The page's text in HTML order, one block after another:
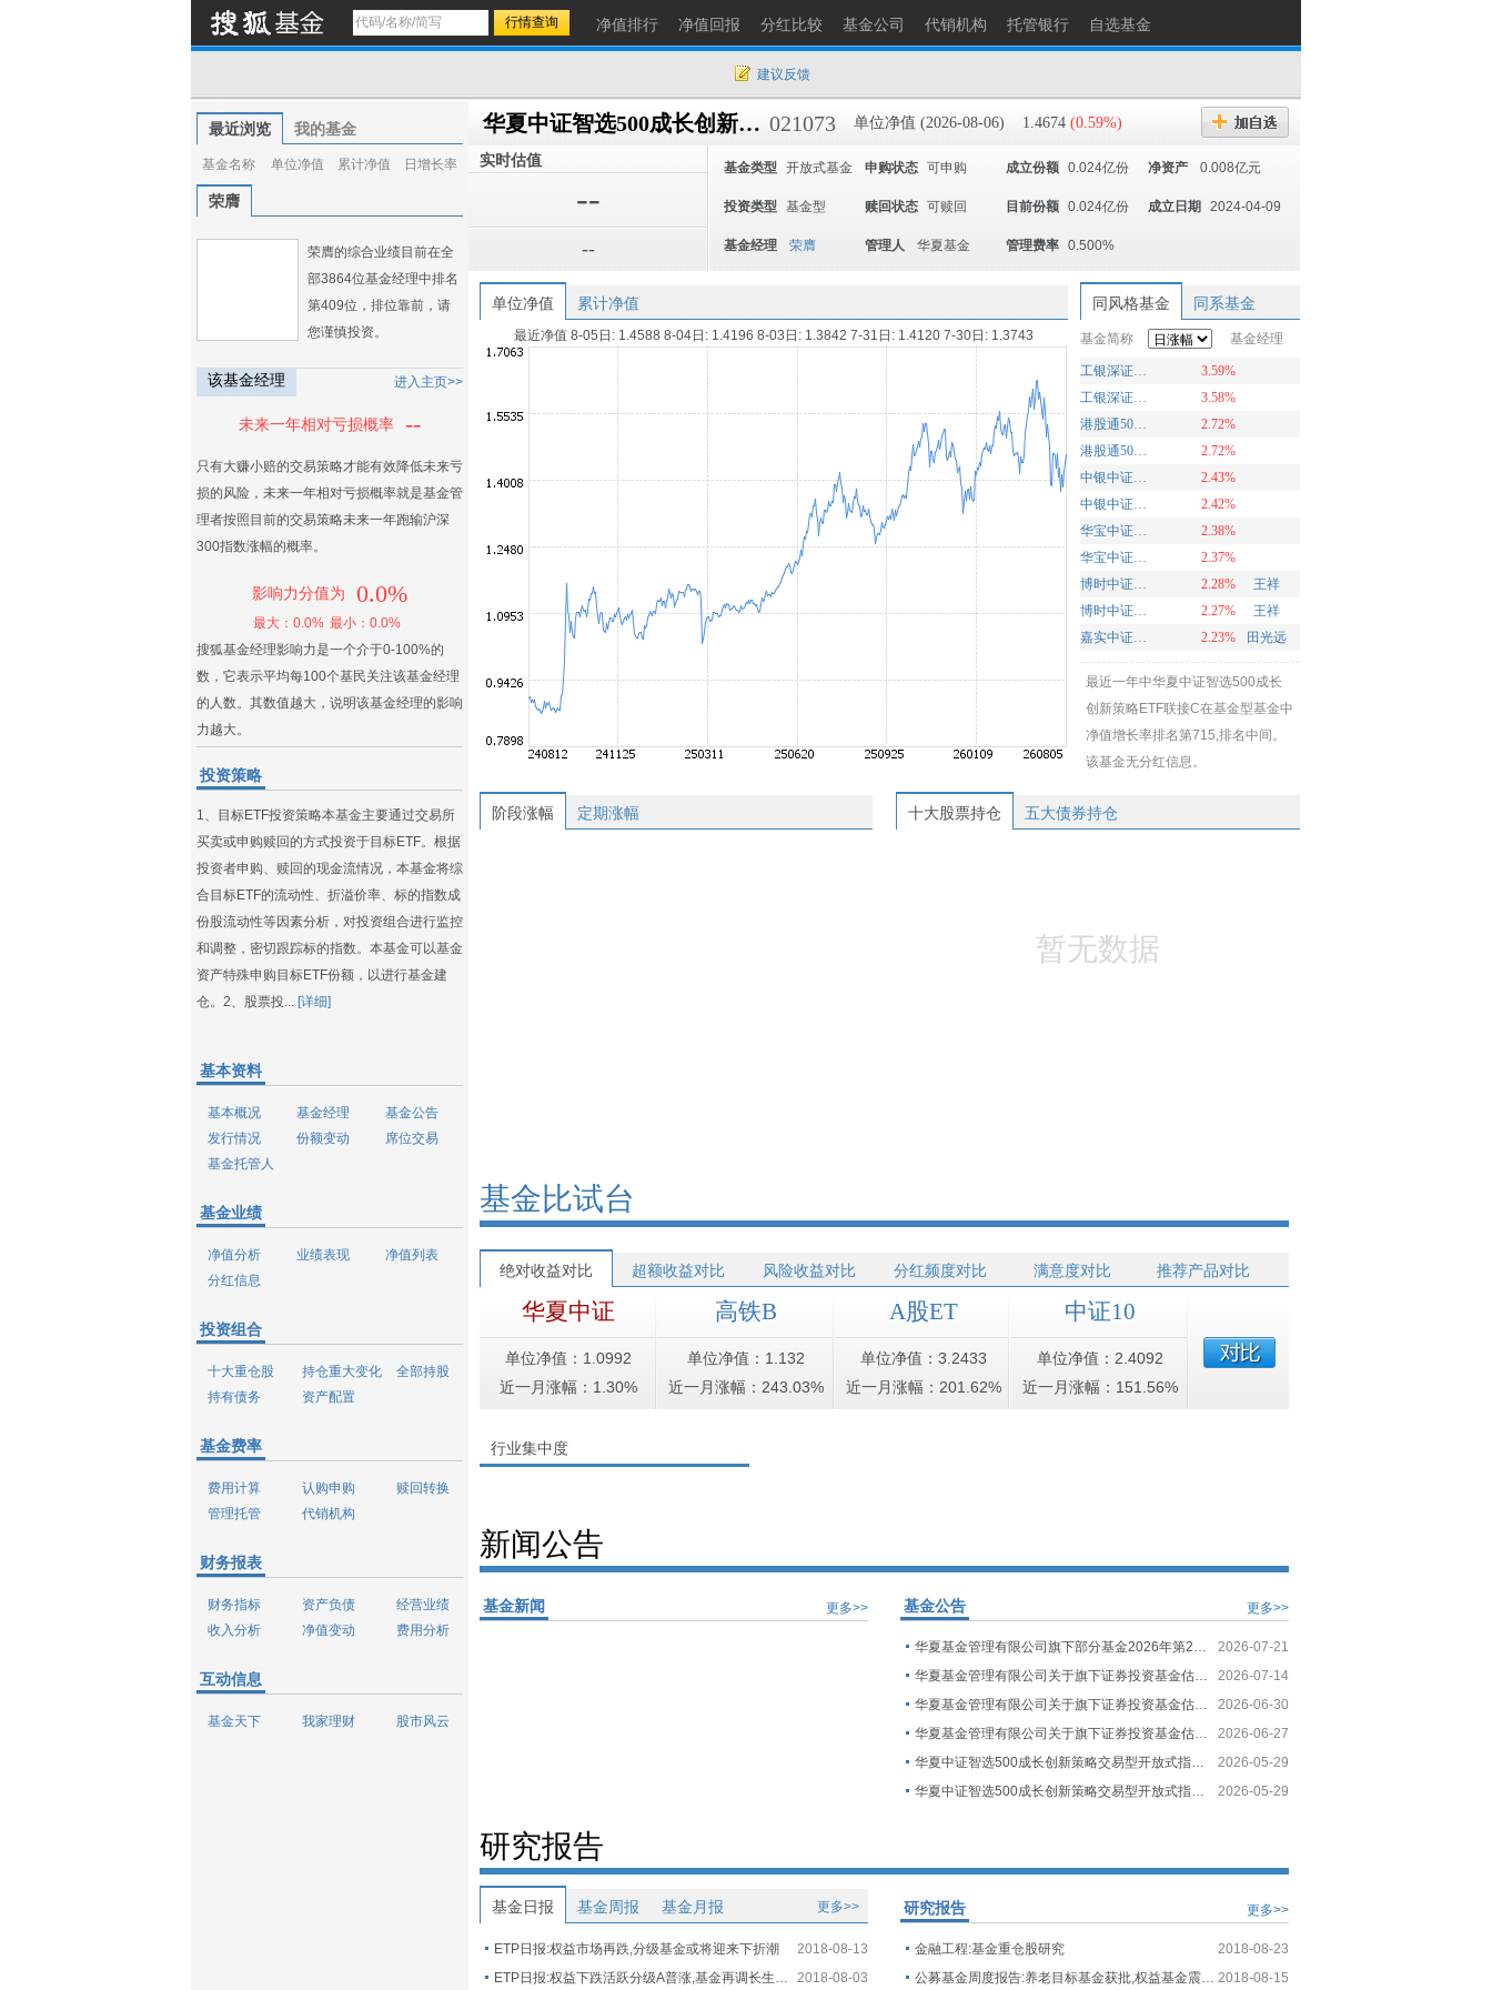
净值排行 净值回报 分红比较 基金公司 代销机构 托管银行 自选基金
建议反馈
最近浏览 我的基金
基金名称 单位净值 累计净值 日增长率
荣膺
荣膺的综合业绩目前在全
部3864位基金经理中排名
第409位，排位靠前，请
您谨慎投资。
该基金经理 进入主页>>
未来一年相对亏损概率 --
只有大赚小赔的交易策略才能有效降低未来亏
损的风险，未来一年相对亏损概率就是基金管
理者按照目前的交易策略未来一年跑输沪深
300指数涨幅的概率。
影响力分值为 0.0%
最大：0.0% 最小：0.0%
搜狐基金经理影响力是一个介于0-100%的
数，它表示平均每100个基民关注该基金经理
的人数。其数值越大，说明该基金经理的影响
力越大。
投资策略
1、目标ETF投资策略本基金主要通过交易所
买卖或申购赎回的方式投资于目标ETF。根据
投资者申购、赎回的现金流情况，本基金将综
合目标ETF的流动性、折溢价率、标的指数成
份股流动性等因素分析，对投资组合进行监控
和调整，密切跟踪标的指数。本基金可以基金
资产特殊申购目标ETF份额，以进行基金建
仓。2、股票投... [详细]
基本资料
基本概况 基金经理
基金公告
发行情况
份额变动
席位交易
基金托管人
基金业绩
净值分析 业绩表现
净值列表
分红信息
投资组合
十大重仓股 持仓重大变化
全部持股
持有债务
资产配置
基金费率
费用计算 认购申购
赎回转换
管理托管
代销机构
财务报表
财务指标 资产负债
经营业绩
收入分析
净值变动 费用分析
互动信息
基金天下 我家理财 股市风云
华夏中证智选500成长创新策略ETF联接C 021073 单位净值 (2026-08-06) 1.4674 (0.59%)
实时估值
--
--
基金类型 开放式基金 申购状态 可申购 成立份额 0.024亿份 净资产 0.008亿元
投资类型 基金型 赎回状态 可赎回 目前份额 0.024亿份 成立日期 2024-04-09
基金经理 荣膺 管理人 华夏基金 管理费率 0.500%
单位净值 累计净值
最近净值 8-05日: 1.4588 8-04日: 1.4196 8-03日: 1.3842 7-31日: 1.4120 7-30日: 1.3743
同风格基金 同系基金
基金简称 基金经理
工银深证100ETF联接A
3.59%
工银深证100ETF联接C
3.58%
港股通50ETF联接C
2.72%
港股通50ETF联接A
2.72%
中银中证100ETF联接基金C
2.43%
中银中证100ETF联接基金A
2.42%
华宝中证智能制造主题ETF发起式联接A
2.38%
华宝中证智能制造主题ETF发起式联接C
2.37%
博时中证油气资源ETF发起式联接C
2.28%
王祥
博时中证油气资源ETF发起式联接A
2.27%
王祥
嘉实中证软件服务ETF联接A
2.23% 田光远
最近一年中华夏中证智选500成长
创新策略ETF联接C在基金型基金中
净值增长率排名第715,排名中间。
该基金无分红信息。
阶段涨幅 定期涨幅 十大股票持仓 五大债券持仓
暂无数据
基金比试台
绝对收益对比 超额收益对比 风险收益对比 分红频度对比 满意度对比 推荐产品对比
华夏中证
单位净值：1.0992
近一月涨幅：1.30%
高铁B
单位净值：1.132
近一月涨幅：243.03%
A股ET
单位净值：3.2433
近一月涨幅：201.62%
中证10
单位净值：2.4092
近一月涨幅：151.56%
行业集中度
新闻公告
更多>>
基金新闻 更多>>
基金公告
2026-07-21
华夏基金管理有限公司旗下部分基金2026年第2季度报告提示性公告
2026-07-14
华夏基金管理有限公司关于旗下证券投资基金估值调整情况的公告
2026-06-30
华夏基金管理有限公司关于旗下证券投资基金估值调整情况的公告
2026-06-27
华夏基金管理有限公司关于旗下证券投资基金估值调整情况的公告
2026-05-29
华夏中证智选500成长创新策略交易型开放式指数证券投资基金发起式联接基金招募说明书（更新）
2026-05-29
华夏中证智选500成长创新策略交易型开放式指数证券投资基金发起式联接基金（华夏中证智选500成长创新策略ETF发起式联接C）基金产品资料概要更新
研究报告
基金日报 基金周报 基金月报 更多>>
2018-08-13
ETP日报:权益市场再跌,分级基金或将迎来下折潮
2018-08-03
ETP日报:权益下跌活跃分级A普涨,基金再调长生生物估值
更多>>
研究报告
2018-08-23
金融工程:基金重仓股研究
2018-08-15
公募基金周度报告:养老目标基金获批,权益基金震荡反弹